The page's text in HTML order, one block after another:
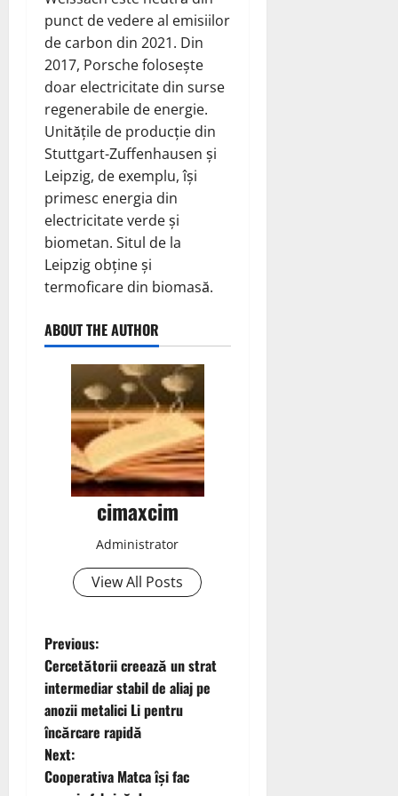
punct de vedere al emisiilor
de carbon din 2021. Din
2017, Porsche folosește
doar electricitate din surse
regenerabile de energie.
Unitățile de producție din
Stuttgart-Zuffenhausen și
Leipzig, de exemplu, își
primesc energia din
electricitate verde și
biometan. Situl de la
Leipzig obține și
termoficare din biomasă.
ABOUT THE AUTHOR
cimaxcim
Administrator
View All Posts
P
o
s
t
Previous:
Cercetătorii creează un strat
intermediar stabil de aliaj pe
anozii metalici Li pentru
încărcare rapidă
Next:
Cooperativa Matca își fac